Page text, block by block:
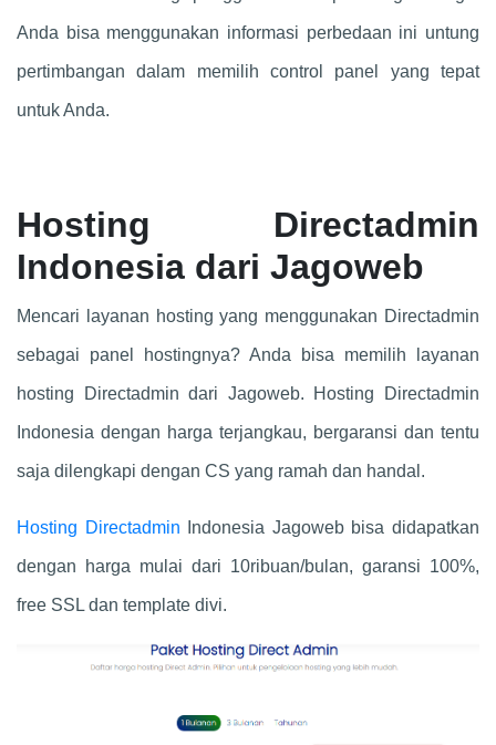
Anda bisa menggunakan informasi perbedaan ini untung
pertimbangan dalam memilih control panel yang tepat
untuk Anda.
Hosting Directadmin
Indonesia dari Jagoweb
Mencari layanan hosting yang menggunakan Directadmin
sebagai panel hostingnya? Anda bisa memilih layanan
hosting Directadmin dari Jagoweb. Hosting Directadmin
Indonesia dengan harga terjangkau, bergaransi dan tentu
saja dilengkapi dengan CS yang ramah dan handal.
Hosting Directadmin Indonesia Jagoweb bisa didapatkan
dengan harga mulai dari 10ribuan/bulan, garansi 100%,
free SSL dan template divi.